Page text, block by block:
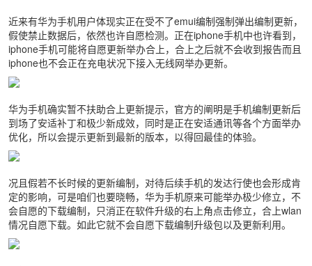
近来有华为手机用户体现实正在受不了emui编制强制弹出编制更新，
假使禁止数据后，依然也许自愿检测。正在iphone手机中也许看到，
iphone手机可能将自愿更新举办合上，合上之后就不会收到报告而且
iphone也不会正在充电状况下接入无线网举办更新。
华为手机确实暂不扶助合上更新提示，官方的阐明是手机编制更新后
到场了安适补丁和极少新成效，同时是正在安适通讯等各个方面举办
优化，所以会提示更新到最新的版本，以得回最佳的体验。
况且假若不长时候的更新编制，对待后续手机的发达行使也会形成肯
定的影响，可是咱们也要晓畅，华为手机原来可能举办极少修立，不
会自愿的下载编制，只消正在软件升级的右上角点击修立，合上wlan
情况自愿下载。如此它就不会自愿下载编制升级包以及更新利用。